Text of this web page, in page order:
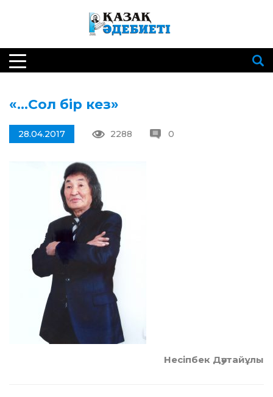
«…Сол бір кез»
28.04.2017 2288 0
Несіпбек Дәутайұлы